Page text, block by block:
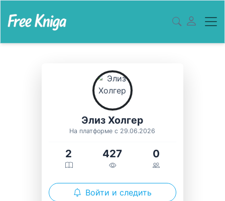
Элиз Холгер
На платформе с 29.06.2026
2 427 0
Войти и следить